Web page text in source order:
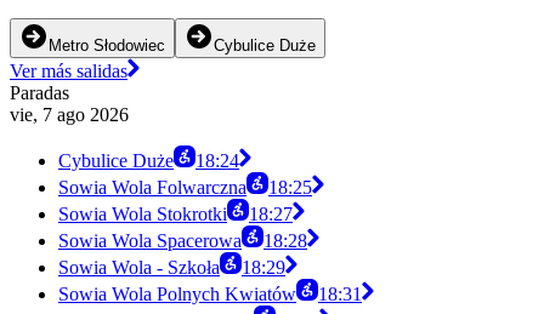
Metro Słodowiec Cybulice Duże
Ver más salidas
Paradas
vie, 7 ago 2026
Cybulice Duże
18:24
Sowia Wola Folwarczna
18:25
Sowia Wola Stokrotki
18:27
Sowia Wola Spacerowa
18:28
Sowia Wola - Szkoła
18:29
Sowia Wola Polnych Kwiatów
18:31